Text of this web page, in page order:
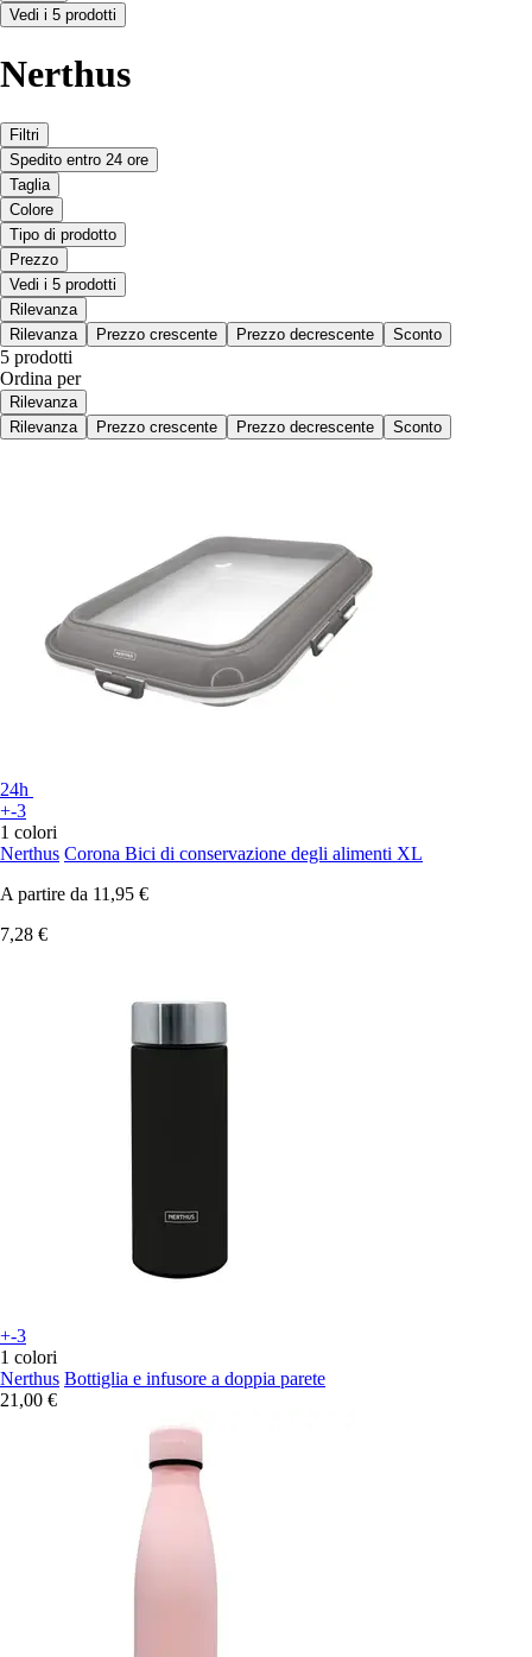
Vedi i 5 prodotti
Nerthus
Filtri
Spedito entro 24 ore
Taglia
Colore
Tipo di prodotto
Prezzo
Vedi i 5 prodotti
Rilevanza
Rilevanza
Prezzo crescente Prezzo decrescente Sconto
5 prodotti
Ordina per
Rilevanza
Rilevanza
Prezzo crescente Prezzo decrescente Sconto
24h
+-3
1 colori
Nerthus Corona Bici di conservazione degli alimenti XL
A partire da 11,95 €
7,28 €
+-3
1 colori
Nerthus Bottiglia e infusore a doppia parete
21,00 €